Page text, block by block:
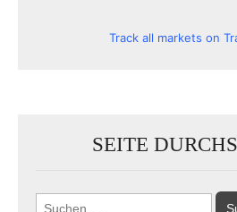
Track all markets on
SEITE
Suchen